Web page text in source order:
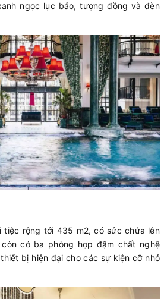
ngọc lục bảo, tượng đồng và đèn
tiệc rộng tới 435 m2, có sức chứa lên
có ba phòng họp đậm chất nghệ
bị hiện đại cho các sự kiện cỡ nhỏ